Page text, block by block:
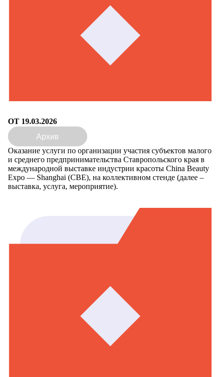
ОТ 19.03.2026
Архив
Оказание услуги по организации участия субъектов малого
и среднего предпринимательства Ставропольского края в
международной выставке индустрии красоты China Beauty
Expo — Shanghai (CBE), на коллективном стенде (далее –
выставка, услуга, мероприятие).